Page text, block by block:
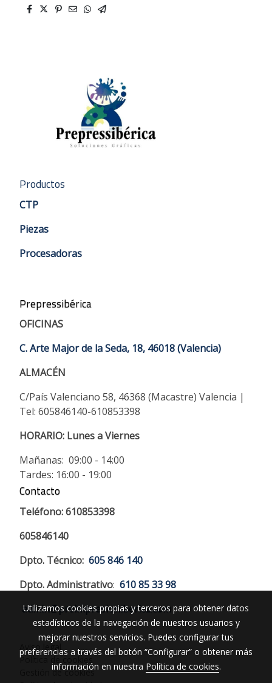
Productos
CTP
Piezas
Procesadoras
Prepressibérica
OFICINAS
C. Arte Major de la Seda, 18, 46018 (Valencia)
ALMACÉN
C/País Valenciano 58, 46368 (Macastre) Valencia |
Tel: 605846140-610853398
HORARIO: Lunes a Viernes
Mañanas: 09:00 - 14:00
Tardes: 16:00 - 19:00
Contacto
Teléfono: 610853398
605846140
Dpto. Técnico: 605 846 140
Dpto. Administrativo: 610 85 33 98
admin@preimpresioniberica.com
Aviso legal
Política de cookies
Gestión de cookies
Utilizamos cookies propias y terceros para obtener datos
estadísticos de la navegación de nuestros usuarios y
mejorar nuestros servicios. Puedes configurar tus
preferencias a través del botón “Configurar” o obtener más
información en nuestra Política de cookies.